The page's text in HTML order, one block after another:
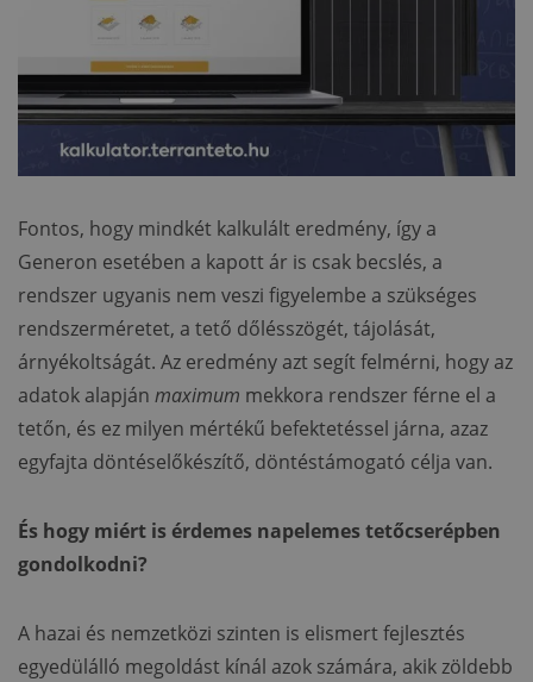
Fontos, hogy mindkét kalkulált eredmény, így a
Generon esetében a kapott ár is csak becslés, a
rendszer ugyanis nem veszi figyelembe a szükséges
rendszerméretet, a tető dőlésszögét, tájolását,
árnyékoltságát. Az eredmény azt segít felmérni, hogy az
adatok alapján maximum mekkora rendszer férne el a
tetőn, és ez milyen mértékű befektetéssel járna, azaz
egyfajta döntéselőkészítő, döntéstámogató célja van.
És hogy miért is érdemes napelemes tetőcserépben
gondolkodni?
A hazai és nemzetközi szinten is elismert fejlesztés
egyedülálló megoldást kínál azok számára, akik zöldebb